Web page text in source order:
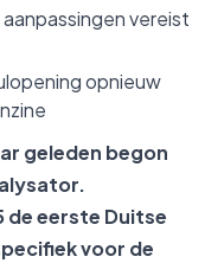
vereist
opnieuw
geleden begon
de eerste Duitse
voor de